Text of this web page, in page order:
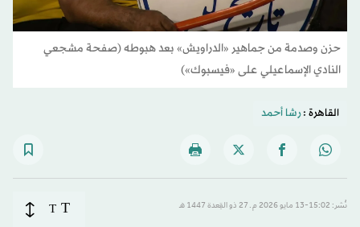
حزن وصدمة من جماهير «الدراويش» بعد هبوطه (صفحة مشجعي
النادي الإسماعيلي على «فيسبوك»)
القاهرة :رشا أحمد
نُشر: 15:02-13 مايو 2026 م ـ 27 ذو القِعدة 1447 هـ T
T